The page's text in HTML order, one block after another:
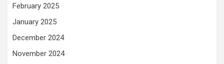
February 2025
January 2025
December 2024
November 2024